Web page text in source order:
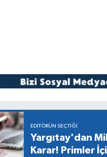
EDITÖRÜN SEÇTIĞI
Yargıtay'dan
Karar! Primler